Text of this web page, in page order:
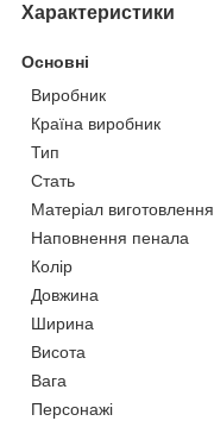
Характеристики
Основні
Виробник
Країна виробник
Тип
Стать
Матеріал виготовлення
Наповнення пенала
Колір
Довжина
Ширина
Висота
Вага
Персонажі